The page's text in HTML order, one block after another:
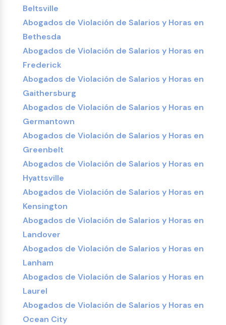
Beltsville
Abogados de Violación de Salarios y Horas en
Bethesda
Abogados de Violación de Salarios y Horas en
Frederick
Abogados de Violación de Salarios y Horas en
Gaithersburg
Abogados de Violación de Salarios y Horas en
Germantown
Abogados de Violación de Salarios y Horas en
Greenbelt
Abogados de Violación de Salarios y Horas en
Hyattsville
Abogados de Violación de Salarios y Horas en
Kensington
Abogados de Violación de Salarios y Horas en
Landover
Abogados de Violación de Salarios y Horas en
Lanham
Abogados de Violación de Salarios y Horas en
Laurel
Abogados de Violación de Salarios y Horas en
Ocean City